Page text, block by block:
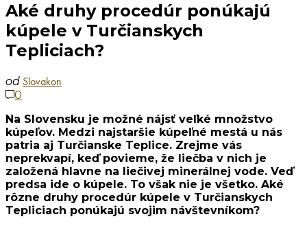
Aké druhy procedúr ponúkajú
kúpele v Turčianskych
Tepliciach?
od Slovakon
0
Na Slovensku je možné nájsť veľké množstvo
kúpeľov. Medzi najstaršie kúpeľné mestá u nás
patria aj Turčianske Teplice. Zrejme vás
neprekvapí, keď povieme, že liečba v nich je
založená hlavne na liečivej minerálnej vode. Veď
predsa ide o kúpele. To však nie je všetko. Aké
rôzne druhy procedúr kúpele v Turčianskych
Tepliciach ponúkajú svojim návštevníkom?